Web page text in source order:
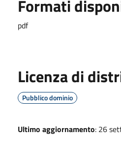
Formati
pdf
Licenza di
Pubblico dominio
Ultimo aggiornamento: 26